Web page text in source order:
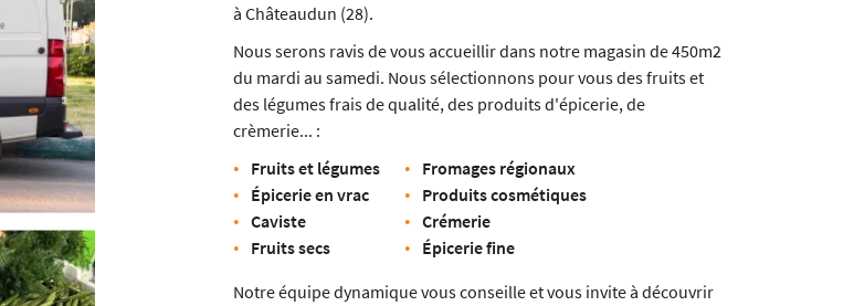
à Châteaudun (28).
Nous serons ravis de vous accueillir dans notre magasin de 450m2
du mardi au samedi. Nous sélectionnons pour vous des fruits et
des légumes frais de qualité, des produits d'épicerie, de
crèmerie... :
Fruits et légumes
Fromages régionaux
Épicerie en vrac
Produits cosmétiques
Caviste
Crémerie
Fruits secs
Épicerie fine
Notre équipe dynamique vous conseille et vous invite à découvrir